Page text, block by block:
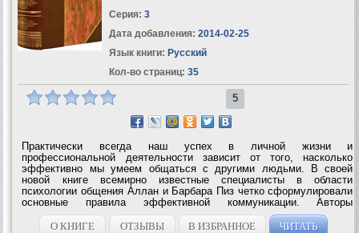
Серия: 3
Дата добавления: 2014-02-25
Язык книги: Русский
Кол-во страниц: 35
5
Практически всегда наш успех в личной жизни и
профессиональной деятельности зависит от того, насколько
эффективно мы умеем общаться с другими людьми. В своей
новой книге всемирно известные специалисты в области
психологии общения Аллан и Барбара Пиз четко сформулировали
основные правила эффективной коммуникации. Авторы
знаменитых бестселлеров «Язык телодвижений» и «Язык
взаимоотношений», общий тираж которых превысил 25...
О КНИГЕ ОТЗЫВЫ В ИЗБРАННОЕ ЧИТАТЬ